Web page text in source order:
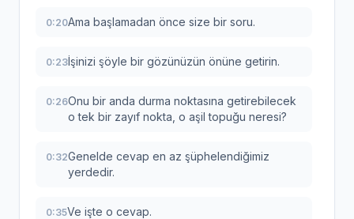
0:20Ama başlamadan önce size bir soru.
0:23İşinizi şöyle bir gözünüzün önüne getirin.
0:26Onu bir anda durma noktasına getirebilecek
o tek bir zayıf nokta, o aşil topuğu neresi?
0:32Genelde cevap en az şüphelendiğimiz
yerdedir.
0:35Ve işte o cevap.